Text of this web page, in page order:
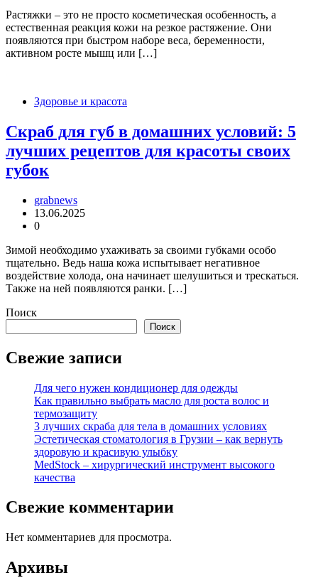
Растяжки – это не просто косметическая особенность, а
естественная реакция кожи на резкое растяжение. Они
появляются при быстром наборе веса, беременности,
активном росте мышц или […]
Здоровье и красота
Скраб для губ в домашних условий: 5
лучших рецептов для красоты своих
губок
grabnews
13.06.2025
0
Зимой необходимо ухаживать за своими губками особо
тщательно. Ведь наша кожа испытывает негативное
воздействие холода, она начинает шелушиться и трескаться.
Также на ней появляются ранки. […]
Поиск
Поиск
Свежие записи
Для чего нужен кондиционер для одежды
Как правильно выбрать масло для роста волос и
термозащиту
3 лучших скраба для тела в домашних условиях
Эстетическая стоматология в Грузии – как вернуть
здоровую и красивую улыбку
MedStock – хирургический инструмент высокого
качества
Свежие комментарии
Нет комментариев для просмотра.
Архивы